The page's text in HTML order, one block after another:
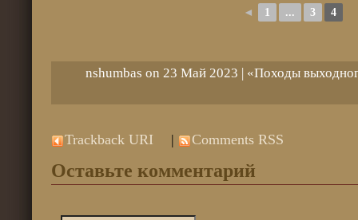
◄ 1 ... 3 4
nshumbas on 23 Май 2023 | «Походы
Trackback URI | Comments RSS
Оставьте комментарий